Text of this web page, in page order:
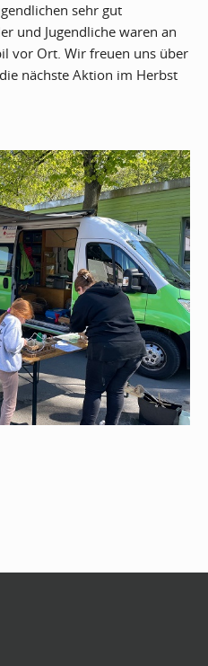
sehr gut
und Jugendliche waren an
vor Ort. Wir freuen uns über
nächste Aktion im Herbst